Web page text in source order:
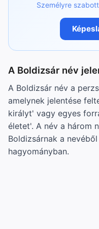
Személyre
A Boldizsár név
A Boldizsár név a
amelynek jelentése
királyt' vagy egyes
életet'. A név a három
Boldizsárnak a
hagyományban.